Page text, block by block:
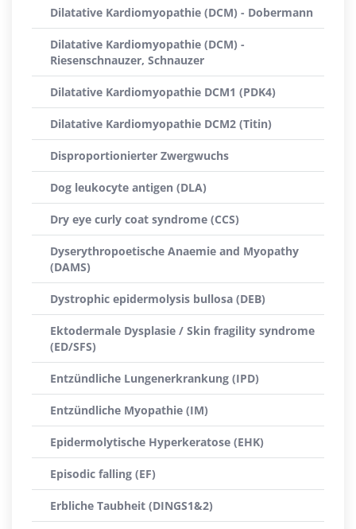
Dilatative Kardiomyopathie (DCM) - Dobermann
Dilatative Kardiomyopathie (DCM) -
Riesenschnauzer, Schnauzer
Dilatative Kardiomyopathie DCM1 (PDK4)
Dilatative Kardiomyopathie DCM2 (Titin)
Disproportionierter Zwergwuchs
Dog leukocyte antigen (DLA)
Dry eye curly coat syndrome (CCS)
Dyserythropoetische Anaemie and Myopathy
(DAMS)
Dystrophic epidermolysis bullosa (DEB)
Ektodermale Dysplasie / Skin fragility syndrome
(ED/SFS)
Entzündliche Lungenerkrankung (IPD)
Entzündliche Myopathie (IM)
Epidermolytische Hyperkeratose (EHK)
Episodic falling (EF)
Erbliche Taubheit (DINGS1&2)